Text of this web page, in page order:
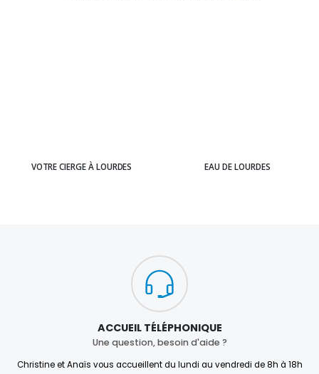
VOTRE CIERGE À LOURDES EAU DE LOURDES
ACCUEIL TÉLÉPHONIQUE
Une question, besoin d'aide ?
Christine et Anaïs vous accueillent du lundi au vendredi de 8h à 18h